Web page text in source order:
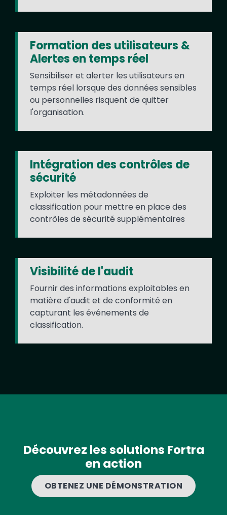
Formation des utilisateurs &
Alertes en temps réel
Sensibiliser et alerter les utilisateurs en
temps réel lorsque des données sensibles
ou personnelles risquent de quitter
l'organisation.
Intégration des contrôles de
sécurité
Exploiter les métadonnées de
classification pour mettre en place des
contrôles de sécurité supplémentaires
Visibilité de l'audit
Fournir des informations exploitables en
matière d'audit et de conformité en
capturant les événements de
classification.
Découvrez les solutions Fortra
en action
OBTENEZ UNE DÉMONSTRATION